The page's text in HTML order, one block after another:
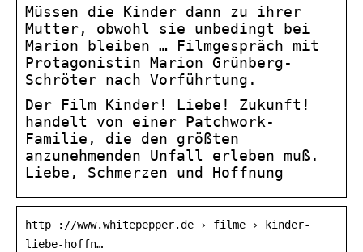
Müssen die Kinder dann zu ihrer
Mutter, obwohl sie unbedingt bei
Marion bleiben … Filmgespräch mit
Protagonistin Marion Grünberg-
Schröter nach Vorführtung.
Der Film Kinder! Liebe! Zukunft!
handelt von einer Patchwork-
Familie, die den größten
anzunehmenden Unfall erleben muß.
Liebe, Schmerzen und Hoffnung
http ://www.whitepepper.de › filme › kinder-
liebe-hoffn…